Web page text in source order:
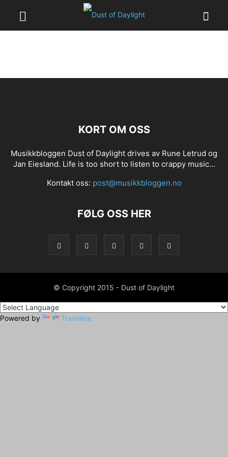
KORT OM OSS
Musikkbloggen Dust of Daylight drives av Rune Letrud og
Jan Eiesland. Life is too short to listen to crappy music...
Kontakt oss: post@musikkbloggen.no
FØLG OSS HER
© Copyright 2015 - Dust of Daylight
Powered by Translate